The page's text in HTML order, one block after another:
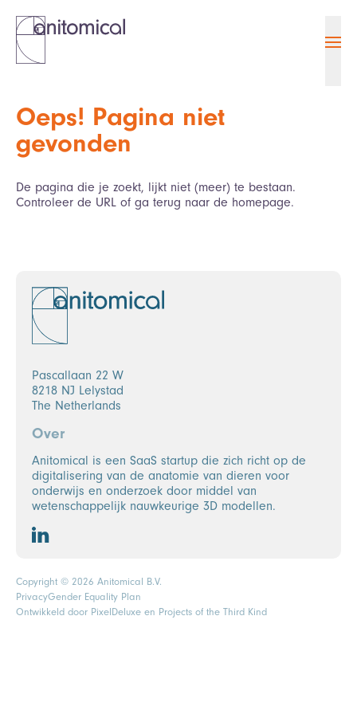
Oeps! Pagina niet
gevonden
De pagina die je zoekt, lijkt niet (meer) te bestaan.
Controleer de URL of ga terug naar de homepage.
Pascallaan 22 W
8218 NJ Lelystad
The Netherlands
Over
Anitomical is een SaaS startup die zich richt op de
digitalisering van de anatomie van dieren voor
onderwijs en onderzoek door middel van
wetenschappelijk nauwkeurige 3D modellen.
Copyright © 2026 Anitomical B.V.
PrivacyGender Equality Plan
Ontwikkeld door PixelDeluxe en Projects of the Third Kind